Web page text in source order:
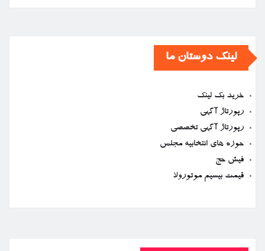
لینک دوستان ما
خرید بک لینک
رپورتاژ آگهی
رپورتاژ آگهی تخصصی
حوزه های انتخابیه مجلس
فیش حج
قیمت بیسیم موتورولا